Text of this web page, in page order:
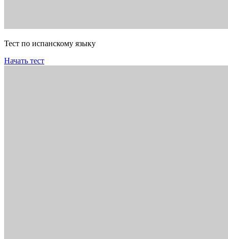
Тест по испанскому языку
Начать тест